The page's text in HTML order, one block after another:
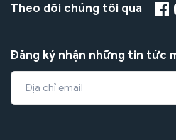
Theo dõi chúng tôi qua
Đăng ký nhận những tin tức